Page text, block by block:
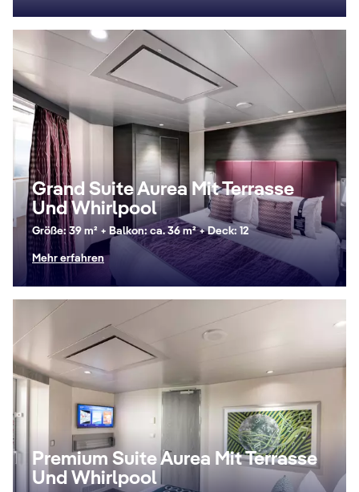
Grand Suite Aurea Mit Terrasse
Und Whirlpool
Größe: 39 m² + Balkon: ca. 36 m² + Deck: 12
Mehr erfahren
Premium Suite Aurea Mit Terrasse
Und Whirlpool